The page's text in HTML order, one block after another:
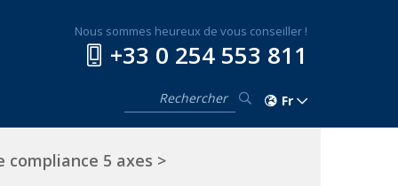
Nous sommes heureux de vous conseiller !
+33 0 254 553 811
Fr
compliance 5 axes >